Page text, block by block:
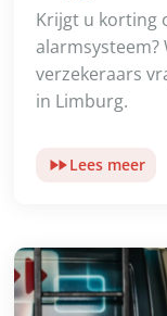
Krijgt u korting
alarmsysteem?
verzekeraars
in Limburg.
Lees meer